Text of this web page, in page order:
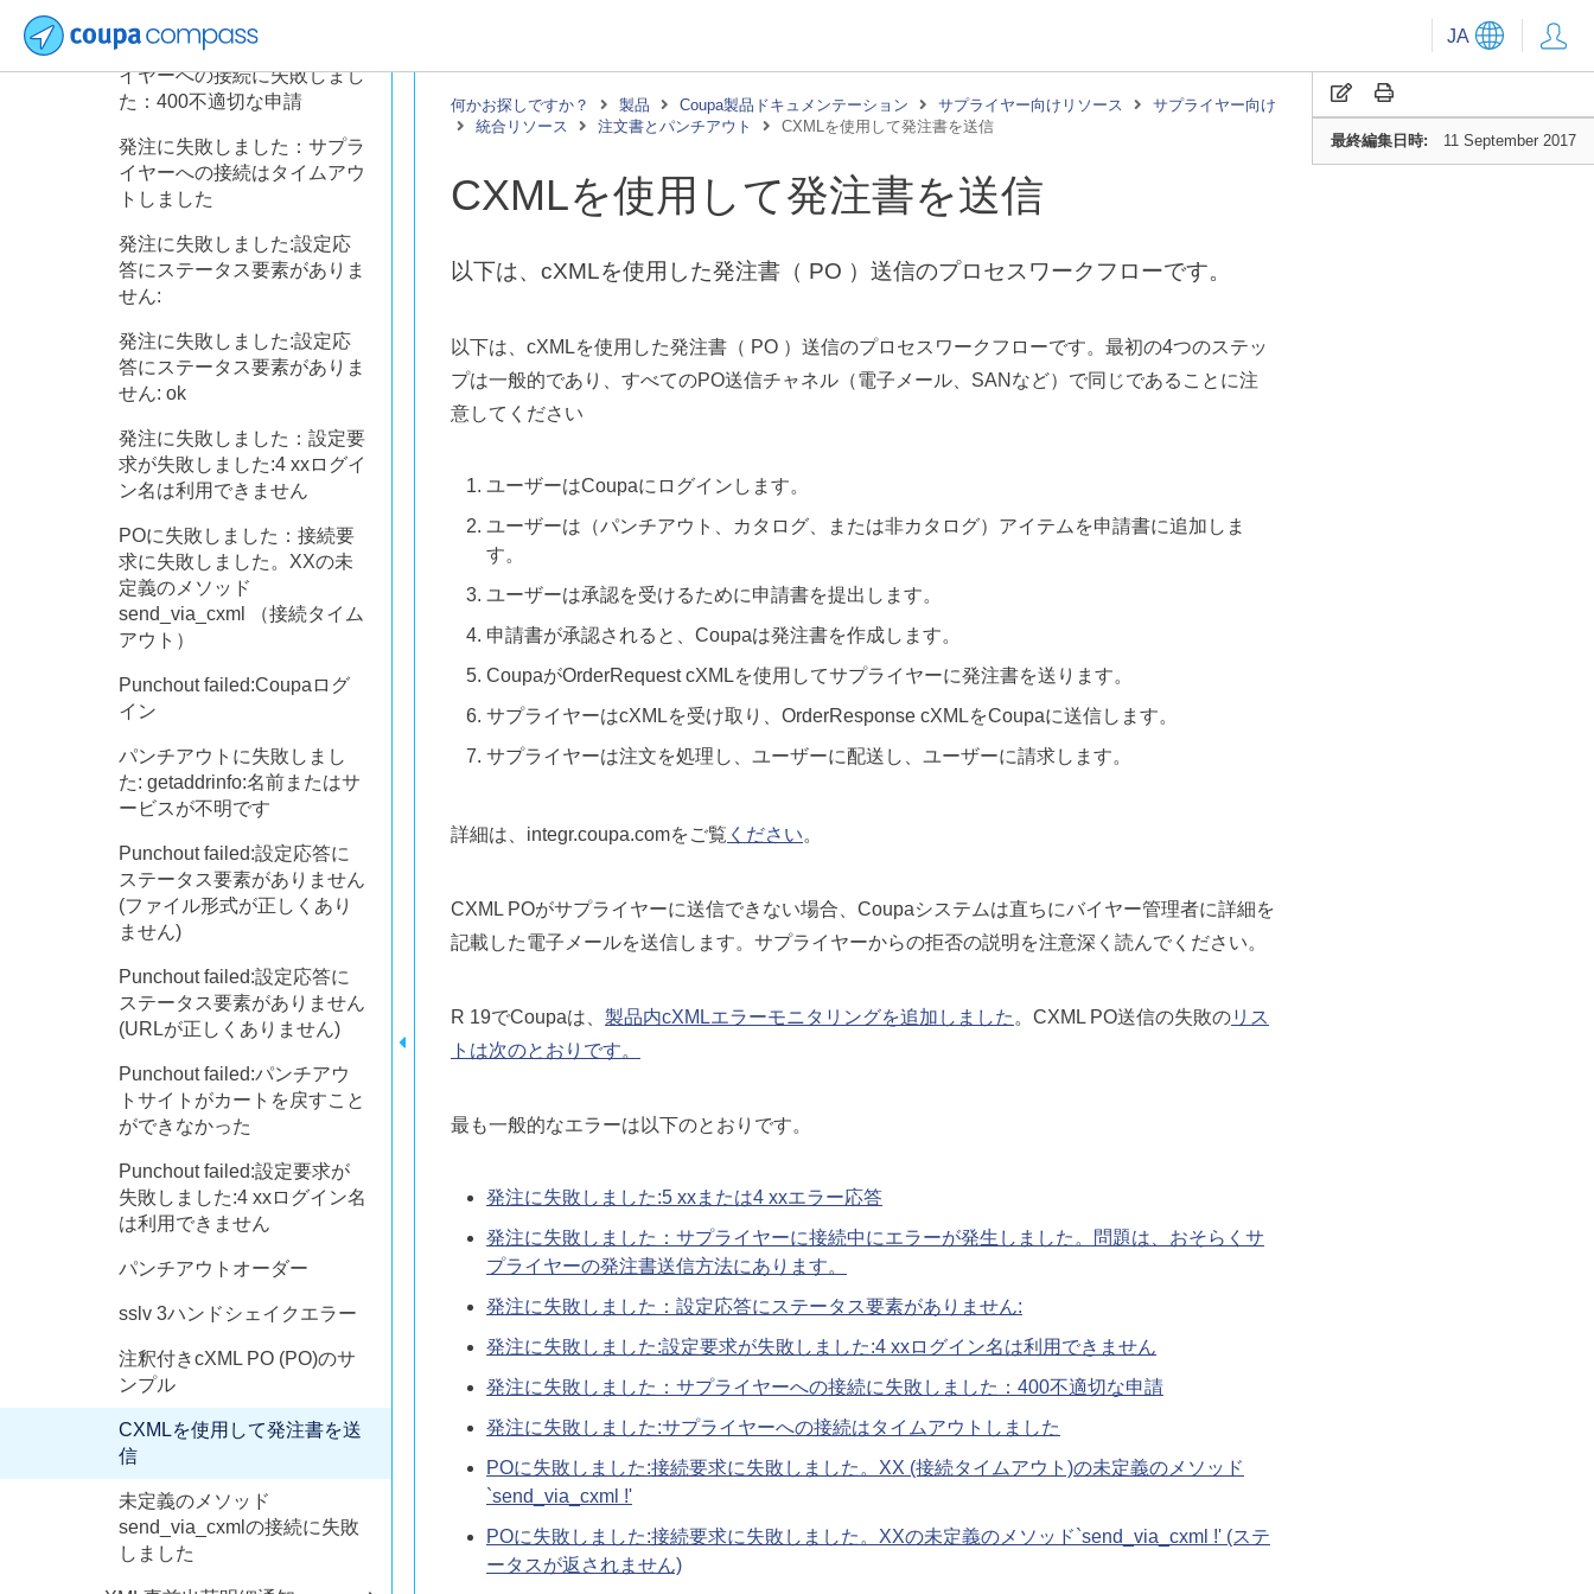
JA
最終編集日時: 11 September 2017
何かお探しですか？ 製品 Coupa製品ドキュメンテーション サプライヤー向けリソース
サプライヤー向け
統合リソース
注文書とパンチアウト CXMLを使用して発注書を送信
CXMLを使用して発注書を送信
以下は、cXMLを使用した発注書（ PO ）送信のプロセスワークフローです。
以下は、cXMLを使用した発注書（ PO ）送信のプロセスワークフローです。最初の4つのステッ
プは一般的であり、すべてのPO送信チャネル（電子メール、SANなど）で同じであることに注
意してください
ユーザーはCoupaにログインします。
ユーザーは（パンチアウト、カタログ、または非カタログ）アイテムを申請書に追加しま
す。
ユーザーは承認を受けるために申請書を提出します。
申請書が承認されると、Coupaは発注書を作成します。
CoupaがOrderRequest cXMLを使用してサプライヤーに発注書を送ります。
サプライヤーはcXMLを受け取り、OrderResponse cXMLをCoupaに送信します。
サプライヤーは注文を処理し、ユーザーに配送し、ユーザーに請求します。
詳細は、integr.coupa.comをご覧 ください。
CXML POがサプライヤーに送信できない場合、Coupaシステムは直ちにバイヤー管理者に詳細を
記載した電子メールを送信します。サプライヤーからの拒否の説明を注意深く読んでください。
R 19でCoupaは、 製品内cXMLエラーモニタリングを追加しました 。CXML PO送信の失敗のリス
トは次のとおりです。
最も一般的なエラーは以下のとおりです。
発注に失敗しました:5 xxまたは4 xxエラー応答
発注に失敗しました：サプライヤーに接続中にエラーが発生しました。問題は、おそらくサ
プライヤーの発注書送信方法にあります。
発注に失敗しました：設定応答にステータス要素がありません:
発注に失敗しました:設定要求が失敗しました:4 xxログイン名は利用できません
発注に失敗しました：サプライヤーへの接続に失敗しました：400不適切な申請
発注に失敗しました:サプライヤーへの接続はタイムアウトしました
POに失敗しました:接続要求に失敗しました。XX (接続タイムアウト)の未定義のメソッド
`send_via_cxml !'
POに失敗しました:接続要求に失敗しました。XXの未定義のメソッド`send_via_cxml !' (ステ
ータスが返されません)
発注に失敗しました：サプラ
イヤーへの接続に失敗しまし
た：400不適切な申請
発注に失敗しました：サプラ
イヤーへの接続はタイムアウ
トしました
発注に失敗しました:設定応
答にステータス要素がありま
せん:
発注に失敗しました:設定応
答にステータス要素がありま
せん: ok
発注に失敗しました：設定要
求が失敗しました:4 xxログイ
ン名は利用できません
POに失敗しました：接続要
求に失敗しました。XXの未
定義のメソッド
send_via_cxml （接続タイム
アウト）
Punchout failed:Coupaログ
イン
パンチアウトに失敗しまし
た: getaddrinfo:名前またはサ
ービスが不明です
Punchout failed:設定応答に
ステータス要素がありません
(ファイル形式が正しくあり
ません)
Punchout failed:設定応答に
ステータス要素がありません
(URLが正しくありません)
Punchout failed:パンチアウ
トサイトがカートを戻すこと
ができなかった
Punchout failed:設定要求が
失敗しました:4 xxログイン名
は利用できません
パンチアウトオーダー
sslv 3ハンドシェイクエラー
注釈付きcXML PO (PO)のサ
ンプル
CXMLを使用して発注書を送
信
未定義のメソッド
send_via_cxmlの接続に失敗
しました